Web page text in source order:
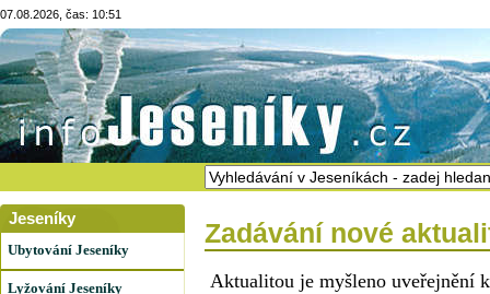
07.08.2026, čas: 10:51
Jeseníky
Ubytování Jeseníky
Lyžování Jeseníky
Zadávání nové
Aktualitou je myšleno uveřejnění